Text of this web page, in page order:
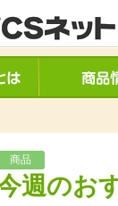
商品
週のお